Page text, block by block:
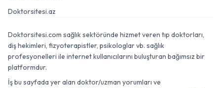
Doktorsitesi.az
Doktorsitesi.com sağlık sektöründe hizmet veren tıp doktorları,
diş hekimleri, fizyoterapistler, psikologlar vb. sağlık
profesyonelleri ile internet kullanıcılarını buluşturan bağımsız bir
platformdur.
İş bu sayfada yer alan doktor/uzman yorumları ve